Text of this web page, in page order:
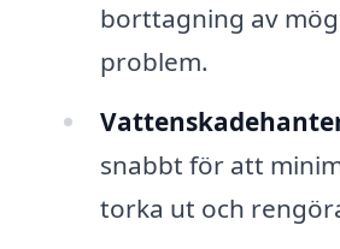
borttagning av
problem.
snabbt för att
torka ut och